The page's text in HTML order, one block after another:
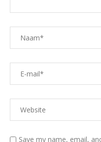
Save my name, email,